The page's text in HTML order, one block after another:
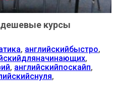
курсы
, английскийбыстро,
,
, английскийпоскайп,
,